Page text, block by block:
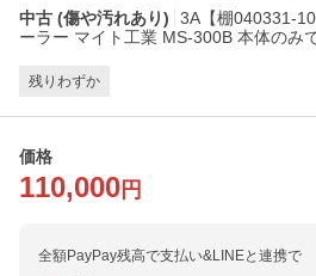
中古 (傷や汚れあり)
3A【棚040331-
ーラー マイト工業 MS-300B 本体のみ
残りわずか
価格
110,000 円
全額PayPay残高で支払い&LINEと連携で